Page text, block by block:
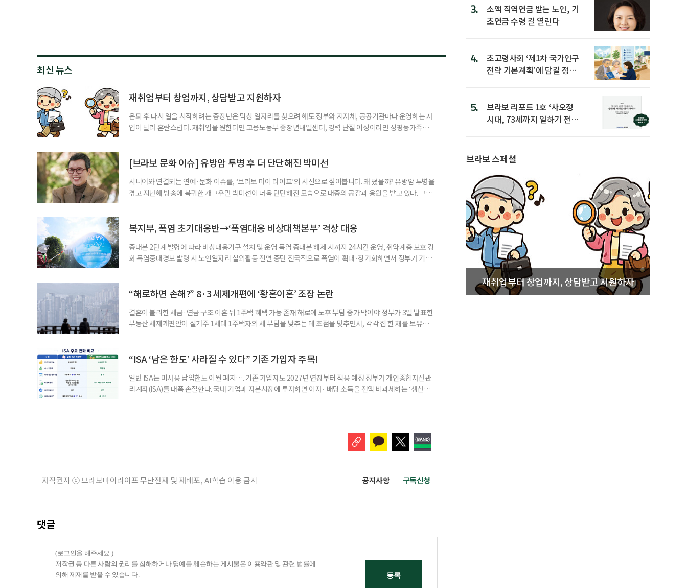
최신 뉴스
재취업부터 창업까지, 상담받고 지원하자
은퇴 후 다시 일을 시작하려는 중장년은 막상 일자리를 찾으려 해도 정부와 지자체, 공공기관마다 운영하는 사
업이 달라 혼란스럽다. 재취업을 원한다면 고용노동부 중장년내일센터, 경력 단절 여성이라면 성평등가족부
준비부터 구직 수당까지 고용노동부 국민취업지원제도 구직활동이 쉽지 않은 사람을 위한 제도다. 개인별 취
업 지원 계획을 세
[브라보 문화 이슈] 유방암 투병 후 더 단단해진 박미선
시니어와 연결되는 연예·문화 이슈를, ‘브라보 마이 라이프’의 시선으로 짚어봅니다. 왜 떴을까? 유방암 투병을
겪고 지난해 방송에 복귀한 개그우먼 박미선이 더욱 단단해진 모습으로 대중의 공감과 응원을 받고 있다. 그러
까. 오랜 방송 생활 뒤 전해진 투병 소식 박미선은 재치 있는 말솜씨와 공감 능력으로
복지부, 폭염 초기대응반→‘폭염대응 비상대책본부’ 격상 대응
중대본 2단계 발령에 따라 비상대응기구 설치 및 운영 폭염 중대본 해제 시까지 24시간 운영, 취약계층 보호 강
화 폭염중대경보 발령 시 노인일자리 실외활동 전면 중단 전국적으로 폭염이 확대·장기화하면서 정부가 기존
책본부(중대본) 2단계(심각)가 발령된 이후에도 폭염이 전국적으로 확대되고 장기화한 데 따른 것이다. 기존에
“해로하면 손해?” 8·3 세제개편에 ‘황혼이혼’ 조장 논란
결혼이 불리한 세금·연금 구조 이혼 뒤 1주택 혜택 가능 존재 해로에 노후 부담 증가 막아야 정부가 3일 발표한
부동산 세제개편안이 실거주 1세대 1주택자의 세 부담을 낮추는 데 초점을 맞추면서, 각각 집 한 채를 보유한
부가 각자 집 한 채씩을 보유하면 한 세대가 두 채를 가진 것으로 보지만, 실제 이혼해 주거와 생계를 분
“ISA ‘남은 한도’ 사라질 수 있다” 기존 가입자 주목!
일반 ISA는 미사용 납입한도 이월 폐지…. 기존 가입자도 2027년 연장부터 적용 예정 정부가 개인종합자산관
리계좌(ISA)를 대폭 손질한다. 국내 기업과 자본시장에 투자하면 이자· 배당 소득을 전액 비과세하는 ‘생산적
저작권자 ⓒ 브라보마이라이프 무단전재 및 재배포, AI학습 이용 금지 공지사항 구독신청
댓글
3.
소액 직역연금 받는 노인, 기
초연금 수령 길 열린다
4.
초고령사회 ‘제1차 국가인구
전략 기본계획’에 담길 정책
5.
브라보 리포트 1호 ‘사오정
시대, 73세까지 일하기 전략’
브라보 스페셜
재취업부터 창업까지, 상담받고 지원하자